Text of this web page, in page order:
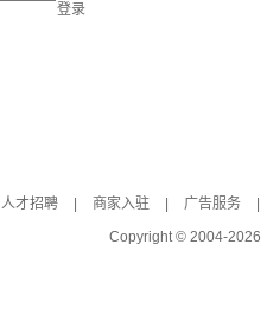
登录
人才招聘 商家入驻 广告服务
Copyright © 2004-2026